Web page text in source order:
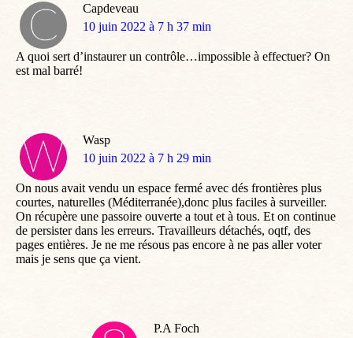
Capdeveau
dit
10 juin 2022 à 7 h 37 min
A quoi sert d’instaurer un contrôle…impossible à effectuer? On
est mal barré!
Wasp
dit
10 juin 2022 à 7 h 29 min
On nous avait vendu un espace fermé avec dés frontières plus
courtes, naturelles (Méditerranée),donc plus faciles à surveiller.
On récupère une passoire ouverte a tout et à tous. Et on continue
de persister dans les erreurs. Travailleurs détachés, oqtf, des
pages entières. Je ne me résous pas encore à ne pas aller voter
mais je sens que ça vient.
P.A Foch